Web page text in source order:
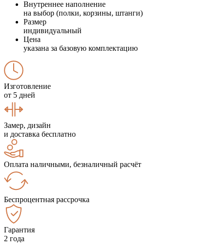
Внутреннее наполнение
на выбор (полки, корзины, штанги)
Размер
индивидуальный
Цена
указана за базовую комплектацию
Изготовление
от 5 дней
Замер, дизайн
и доставка бесплатно
Оплата наличными, безналичный расчёт
Беспроцентная рассрочка
Гарантия
2 года